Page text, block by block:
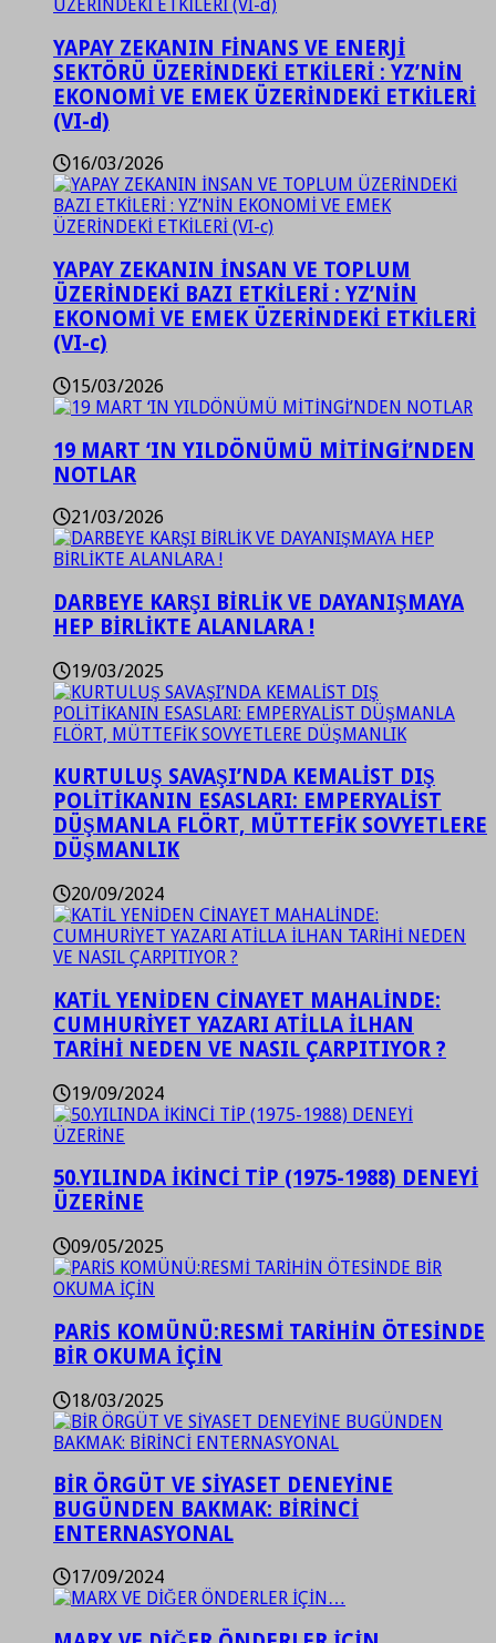
YAPAY ZEKANIN FİNANS VE ENERJİ
SEKTÖRÜ ÜZERİNDEKİ ETKİLERİ : YZ’NİN
EKONOMİ VE EMEK ÜZERİNDEKİ ETKİLERİ
(VI-d)
16/03/2026
YAPAY ZEKANIN İNSAN VE TOPLUM
ÜZERİNDEKİ BAZI ETKİLERİ : YZ’NİN
EKONOMİ VE EMEK ÜZERİNDEKİ ETKİLERİ
(VI-c)
15/03/2026
19 MART ‘IN YILDÖNÜMÜ MİTİNGİ’NDEN
NOTLAR
21/03/2026
DARBEYE KARŞI BİRLİK VE DAYANIŞMAYA
HEP BİRLİKTE ALANLARA !
19/03/2025
KURTULUŞ SAVAŞI’NDA KEMALİST DIŞ
POLİTİKANIN ESASLARI: EMPERYALİST
DÜŞMANLA FLÖRT, MÜTTEFİK SOVYETLERE
DÜŞMANLIK
20/09/2024
KATİL YENİDEN CİNAYET MAHALİNDE:
CUMHURİYET YAZARI ATİLLA İLHAN
TARİHİ NEDEN VE NASIL ÇARPITIYOR ?
19/09/2024
50.YILINDA İKİNCİ TİP (1975-1988) DENEYİ
ÜZERİNE
09/05/2025
PARİS KOMÜNÜ:RESMİ TARİHİN ÖTESİNDE
BİR OKUMA İÇİN
18/03/2025
BİR ÖRGÜT VE SİYASET DENEYİNE
BUGÜNDEN BAKMAK: BİRİNCİ
ENTERNASYONAL
17/09/2024